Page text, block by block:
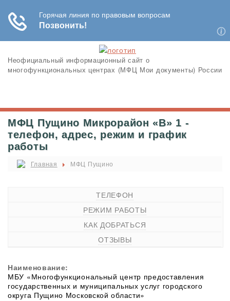
Неофициальный информационный сайт о
многофункциональных центрах (МФЦ Мои документы) России
МФЦ Пущино Микрорайон «В» 1 -
телефон, адрес, режим и график
работы
Главная МФЦ Пущино
ТЕЛЕФОН
РЕЖИМ РАБОТЫ
КАК ДОБРАТЬСЯ
ОТЗЫВЫ
Наименование:
МБУ «Многофункциональный центр предоставления
государственных и муниципальных услуг городского
округа Пущино Московской области»